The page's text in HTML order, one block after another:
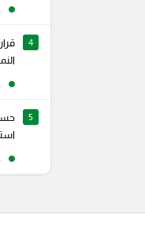
4
5